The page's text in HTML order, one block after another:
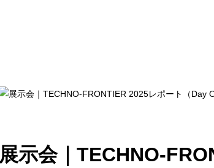
展示会｜TECHNO-